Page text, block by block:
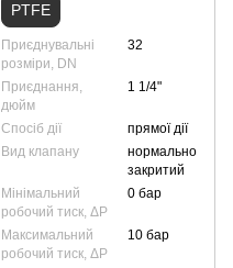
PTFE
Приєднувальні
розміри, DN
32
Приєднання,
дюйм
1 1/4"
Спосіб дії
прямої дії
Вид клапану
нормально
закритий
Мінімальний
робочий тиск, ΔP
0 бар
Максимальний
робочий тиск, ΔP
10 бар